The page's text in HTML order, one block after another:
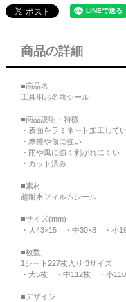
商品の詳細
■商品名
工具用お名前シール
■商品説明・特徴
・表面をラミネート加工して
・摩擦や傷に強い
・雨や風に強く剥がれにくい
・カット済み
■素材
超耐水フィルムシール
■サイズ(mm)
・大43×15 ・中30×8 ・小
■枚数
1シート227枚入り 3サイズ
・大5枚 ・中112枚 ・小
■デザイン